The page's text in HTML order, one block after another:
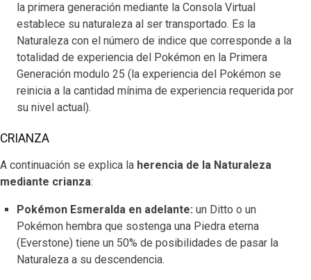
la primera generación mediante la Consola Virtual
establece su naturaleza al ser transportado. Es la
Naturaleza con el número de indice que corresponde a la
totalidad de experiencia del Pokémon en la Primera
Generación modulo 25 (la experiencia del Pokémon se
reinicia a la cantidad mínima de experiencia requerida por
su nivel actual).
CRIANZA
A continuación se explica la herencia de la Naturaleza
mediante crianza:
Pokémon Esmeralda en adelante: un Ditto o un
Pokémon hembra que sostenga una Piedra eterna
(Everstone) tiene un 50% de posibilidades de pasar la
Naturaleza a su descendencia.